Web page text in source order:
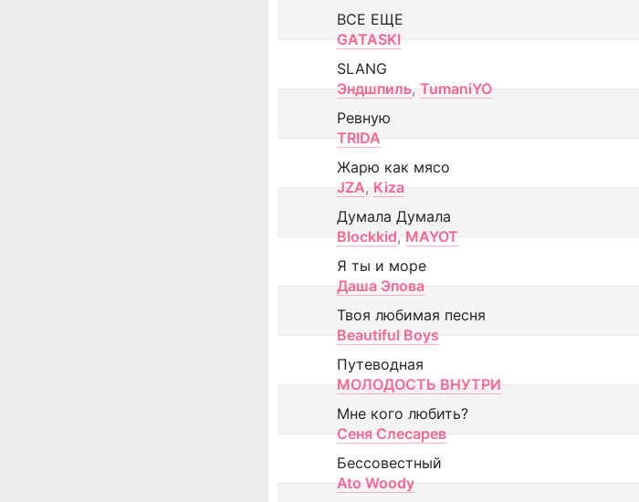
ВСЕ ЕЩЕ
GATASKI
SLANG
Эндшпиль, TumaniYO
Ревную
TRIDA
Жарю как мясо
JZA, Kiza
Думала Думала
Blockkid, MAYOT
Я ты и море
Даша Эпова
Твоя любимая песня
Beautiful Boys
Путеводная
МОЛОДОСТЬ ВНУТРИ
Мне кого любить?
Сеня Слесарев
Бессовестный
Ato Woody